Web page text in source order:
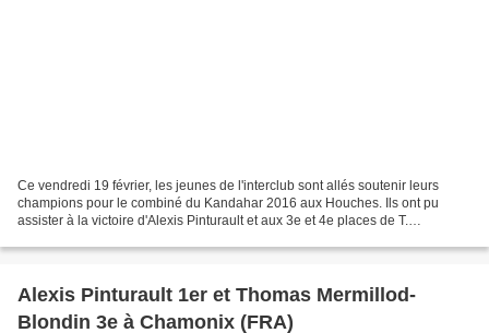
Ce vendredi 19 février, les jeunes de l'interclub sont allés soutenir leurs
champions pour le combiné du Kandahar 2016 aux Houches. Ils ont pu
assister à la victoire d'Alexis Pinturault et aux 3e et 4e places de T.
Alexis Pinturault 1er et Thomas Mermillod-
Blondin 3e à Chamonix (FRA)